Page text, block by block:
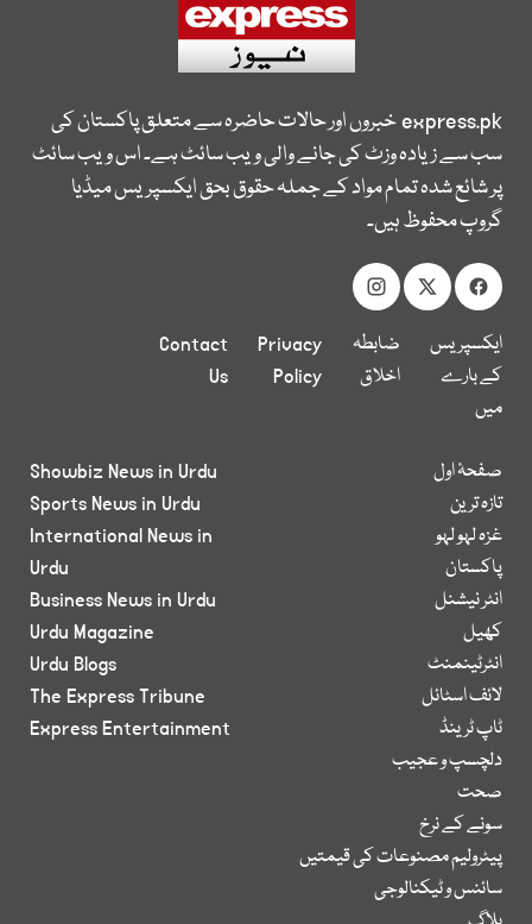
express.pkخبروں اور حالات حاضرہ سے متعلق پاکستان کی
سب سے زیادہ وزٹ کی جانے والی ویب سائٹ ہے۔ اس ویب سائٹ
پر شائع شدہ تمام مواد کے جملہ حقوق بحق ایکسپریس میڈیا
گروپ محفوظ ہیں۔
ایکسپریس
کے بارے
میں
ضابطہ
اخلاق
Privacy
Policy
Contact
Us
صفحۂ اول
تازہ ترین
غزہ لہو لہو
پاکستان
انٹر نیشنل
کھیل
انٹرٹینمنٹ
لائف اسٹائل
ٹاپ ٹرینڈ
دلچسپ و عجیب
صحت
سونے کے نرخ
پیٹرولیم مصنوعات کی قیمتیں
سائنس و ٹیکنالوجی
Showbiz News in Urdu
Sports News in Urdu
International News in
Urdu
Business News in Urdu
Urdu Magazine
Urdu Blogs
The Express Tribune
Express Entertainment